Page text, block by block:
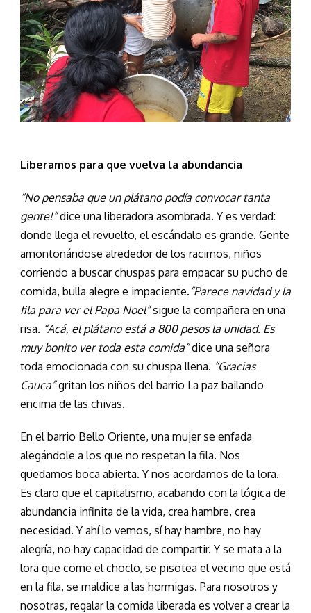
Liberamos para que vuelva la abundancia
“No pensaba que un plátano podía convocar tanta
gente!”dice una liberadora asombrada. Y es verdad:
donde llega el revuelto, el escándalo es grande. Gente
amontonándose alrededor de los racimos, niños
corriendo a buscar chuspas para empacar su pucho de
comida, bulla alegre e impaciente. “Parece navidad y la
fila para ver el Papa Noel”sigue la compañera en una
risa. “Acá, el plátano está a 800 pesos la unidad. Es
muy bonito ver toda esta comida”dice una señora
toda emocionada con su chuspa llena. “Gracias
Cauca”gritan los niños del barrio La paz bailando
encima de las chivas.
En el barrio Bello Oriente, una mujer se enfada
alegándole a los que no respetan la fila. Nos
quedamos boca abierta. Y nos acordamos de la lora.
Es claro que el capitalismo, acabando con la lógica de
abundancia infinita de la vida, crea hambre, crea
necesidad. Y ahí lo vemos, sí hay hambre, no hay
alegría, no hay capacidad de compartir. Y se mata a la
lora que come el choclo, se pisotea el vecino que está
en la fila, se maldice a las hormigas. Para nosotros y
nosotras, regalar la comida liberada es volver a crear la